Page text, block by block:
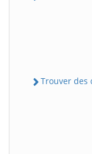
Trouver des